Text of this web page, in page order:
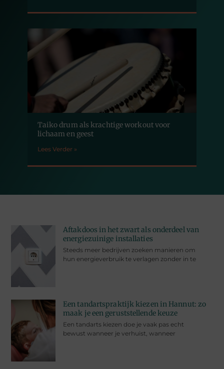
Taiko drum als krachtige workout voor
lichaam en geest
Lees Verder »
Aftakdoos in het zwart als onderdeel van
energiezuinige installaties
Steeds meer bedrijven zoeken manieren om
hun energieverbruik te verlagen zonder in te
Een tandartspraktijk kiezen in Hannut: zo
maak je een geruststellende keuze
Een tandarts kiezen doe je vaak pas echt
bewust wanneer je verhuist, wanneer